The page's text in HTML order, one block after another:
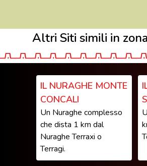
Altri Siti simili in zona
IL NURAGHE MONTE
CONCALI
Un Nuraghe complesso
che dista 1 km dal
Nuraghe Terraxi o
Terragi.